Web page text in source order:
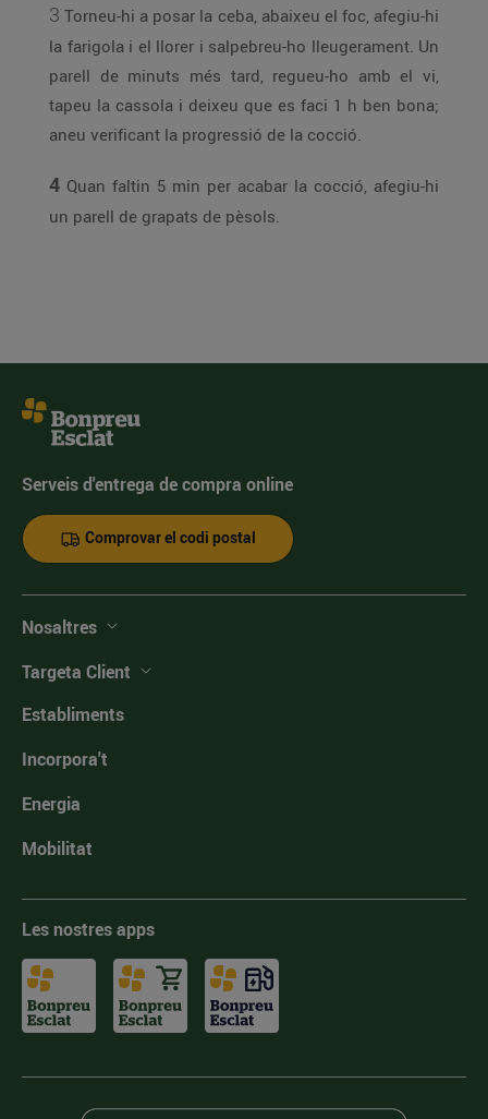
3 Torneu-hi a posar la ceba, abaixeu el foc, afegiu-hi
la farigola i el llorer i salpebreu-ho lleugerament. Un
parell de minuts més tard, regueu-ho amb el vi,
tapeu la cassola i deixeu que es faci 1 h ben bona;
aneu verificant la progressió de la cocció.
4 Quan faltin 5 min per acabar la cocció, afegiu-hi
un parell de grapats de pèsols.
Serveis d'entrega de compra online
Comprovar el codi postal
Nosaltres
Targeta Client
Establiments
Incorpora't
Energia
Mobilitat
Les nostres apps